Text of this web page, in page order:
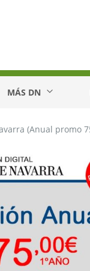
MÁS DN
(Anual promo